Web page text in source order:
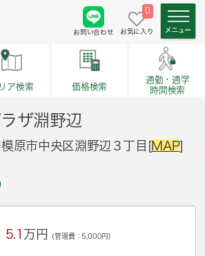
お問い合わせ
0
お気に入り
ア検索 価格検索
通勤・通学
時間検索
ザ淵野辺
原市中央区淵野辺３丁目[MAP]
5.1 万円 (管理費：5,000円)